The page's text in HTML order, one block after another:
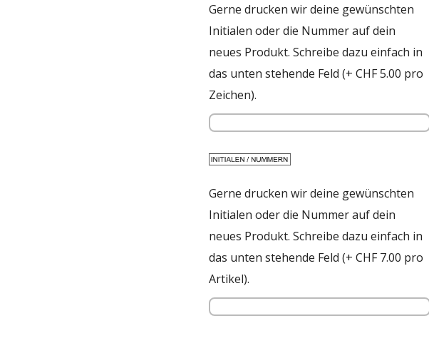
Gerne drucken wir deine gewünschten
Initialen oder die Nummer auf dein
neues Produkt. Schreibe dazu einfach in
das unten stehende Feld (+ CHF 5.00 pro
Zeichen).
Gerne drucken wir deine gewünschten
Initialen oder die Nummer auf dein
neues Produkt. Schreibe dazu einfach in
das unten stehende Feld (+ CHF 7.00 pro
Artikel).